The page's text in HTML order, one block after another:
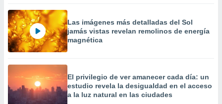
Las imágenes más detalladas del Sol
jamás vistas revelan remolinos de energía
magnética
El privilegio de ver amanecer cada día: un
estudio revela la desigualdad en el acceso
a la luz natural en las ciudades